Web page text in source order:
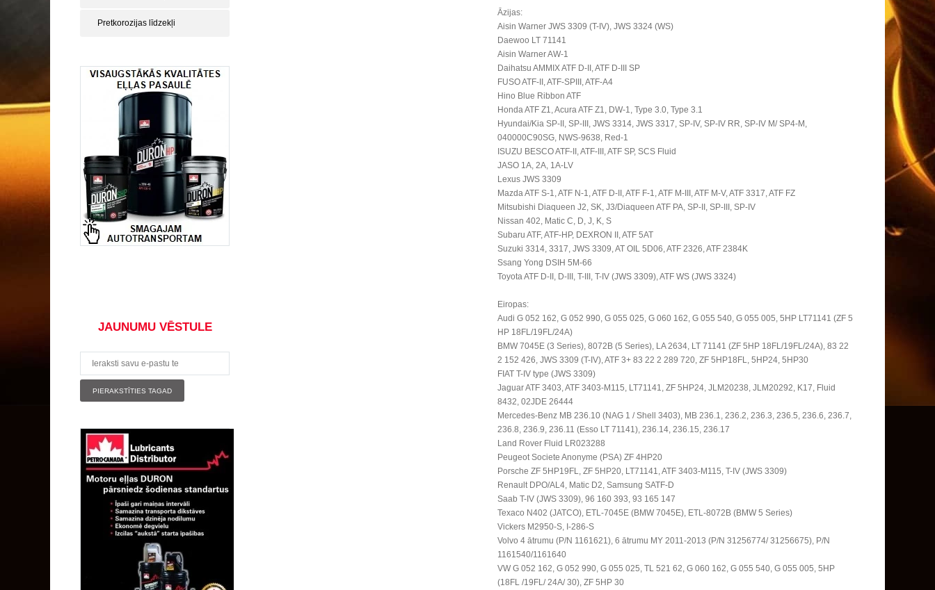
Pretkorozijas līdzekļi
JAUNUMU VĒSTULE
Āzijas:
Aisin Warner JWS 3309 (T-IV), JWS 3324 (WS)
Daewoo LT 71141
Aisin Warner AW-1
Daihatsu AMMIX ATF D-II, ATF D-III SP
FUSO ATF-II, ATF-SPIII, ATF-A4
Hino Blue Ribbon ATF
Honda ATF Z1, Acura ATF Z1, DW-1, Type 3.0, Type 3.1
Hyundai/Kia SP-II, SP-III, JWS 3314, JWS 3317, SP-IV, SP-IV RR, SP-IV M/ SP4-M,
040000C90SG, NWS-9638, Red-1
ISUZU BESCO ATF-II, ATF-III, ATF SP, SCS Fluid
JASO 1A, 2A, 1A-LV
Lexus JWS 3309
Mazda ATF S-1, ATF N-1, ATF D-II, ATF F-1, ATF M-III, ATF M-V, ATF 3317, ATF FZ
Mitsubishi Diaqueen J2, SK, J3/Diaqueen ATF PA, SP-II, SP-III, SP-IV
Nissan 402, Matic C, D, J, K, S
Subaru ATF, ATF-HP, DEXRON II, ATF 5AT
Suzuki 3314, 3317, JWS 3309, AT OIL 5D06, ATF 2326, ATF 2384K
Ssang Yong DSIH 5M-66
Toyota ATF D-II, D-III, T-III, T-IV (JWS 3309), ATF WS (JWS 3324)
Eiropas:
Audi G 052 162, G 052 990, G 055 025, G 060 162, G 055 540, G 055 005, 5HP LT71141 (ZF 5
HP 18FL/19FL/24A)
BMW 7045E (3 Series), 8072B (5 Series), LA 2634, LT 71141 (ZF 5HP 18FL/19FL/24A), 83 22
2 152 426, JWS 3309 (T-IV), ATF 3+ 83 22 2 289 720, ZF 5HP18FL, 5HP24, 5HP30
FIAT T-IV type (JWS 3309)
Jaguar ATF 3403, ATF 3403-M115, LT71141, ZF 5HP24, JLM20238, JLM20292, K17, Fluid
8432, 02JDE 26444
Mercedes-Benz MB 236.10 (NAG 1 / Shell 3403), MB 236.1, 236.2, 236.3, 236.5, 236.6, 236.7,
236.8, 236.9, 236.11 (Esso LT 71141), 236.14, 236.15, 236.17
Land Rover Fluid LR023288
Peugeot Societe Anonyme (PSA) ZF 4HP20
Porsche ZF 5HP19FL, ZF 5HP20, LT71141, ATF 3403-M115, T-IV (JWS 3309)
Renault DPO/AL4, Matic D2, Samsung SATF-D
Saab T-IV (JWS 3309), 96 160 393, 93 165 147
Texaco N402 (JATCO), ETL-7045E (BMW 7045E), ETL-8072B (BMW 5 Series)
Vickers M2950-S, I-286-S
Volvo 4 ātrumu (P/N 1161621), 6 ātrumu MY 2011-2013 (P/N 31256774/ 31256675), P/N
1161540/1161640
VW G 052 162, G 052 990, G 055 025, TL 521 62, G 060 162, G 055 540, G 055 005, 5HP
(18FL /19FL/ 24A/ 30), ZF 5HP 30